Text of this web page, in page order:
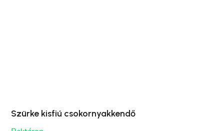
Szürke kisfiú csokornyakkendő